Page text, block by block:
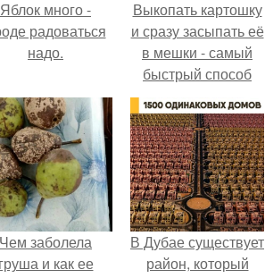
Яблок много -
радоваться
надо.
Выкопать картошку
и сразу засыпать её
в мешки - самый
быстрый способ
спрятать вместе с
урожаем гниль,
порезы и больные
клубни.
Чем заболела
груша и как ее
В Дубае существует
район, который